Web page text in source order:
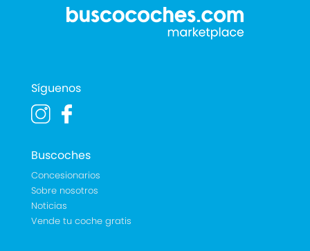
Síguenos
Buscoches
Concesionarios
Sobre nosotros
Noticias
Vende tu coche gratis